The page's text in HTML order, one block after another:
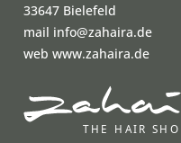
33647 Bielefeld
mail info@zahaira.de
web www.zahaira.de